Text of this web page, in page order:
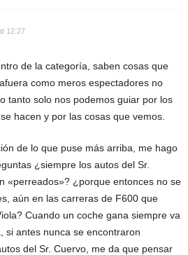
12:27
de la categoría, saben cosas que
como meros espectadores no
tanto solo nos podemos guiar por los
hacen y por las cosas que vemos.
de lo que puse más arriba, me hago
¿siempre los autos del Sr.
«perreados»? ¿porque entonces no se
aún en las carreras de F600 que
Cuando un coche gana siempre va
si antes nunca se encontraron
del Sr. Cuervo, me da que pensar